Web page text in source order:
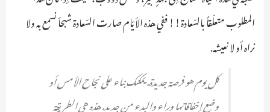
المطلوب متعلّقاً بالسّعادة!! ففي هذه الأيّام صارت السّعادة شبحاّ نسمع به ولا
نراه أو لا نعيشه.
كل يوم هو فرصة جديدة. يمكنك بناء على نجاح الأمس أو
وضع إخفاقاتها وراء والبدء من جديد. هذه هي الطريقة